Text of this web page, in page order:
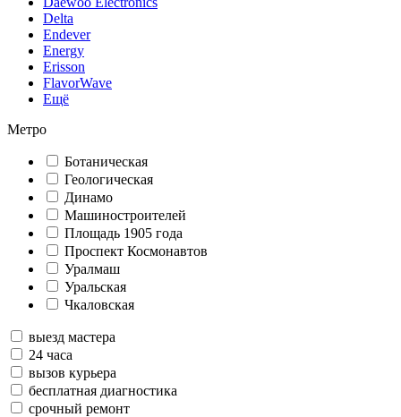
Delta
Endever
Energy
Erisson
FlavorWave
Ещё
Метро
Ботаническая
Геологическая
Динамо
Машиностроителей
Площадь 1905 года
Проспект Космонавтов
Уралмаш
Уральская
Чкаловская
выезд мастера
24 часа
вызов курьера
бесплатная диагностика
срочный ремонт